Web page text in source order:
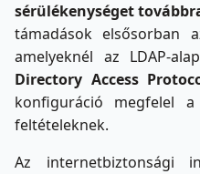
sérülékenységet
támadások elsősorban
amelyeknél az LDAP-
Directory Access
konfiguráció megfelel a
feltételeknek.
Az internetbiztonsági